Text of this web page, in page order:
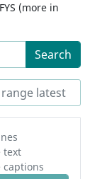
(more in
Search
text
captions